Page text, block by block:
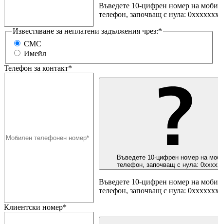
Въведете 10-цифрен номер на
телефон, започващ с нула:
Известяване за неплатени задължения чрез:*
СМС
Имейл
Телефон за контакт*
Въведете 10-цифрен номер на
телефон, започващ с нула:
Въведете 10-цифрен номер на
телефон, започващ с нула:
Клиентски номер*